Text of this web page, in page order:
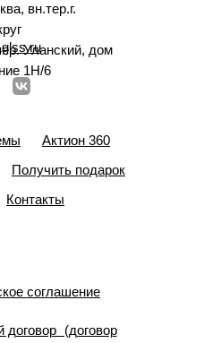
вн.тер.г.
Уланский, дом
1Н/6
Актион 360
Получить подарок
Контакты
соглашение
договор (договор